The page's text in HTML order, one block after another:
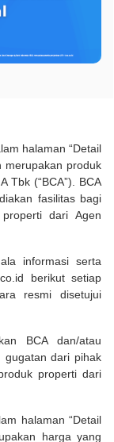
halaman “Detail
merupakan produk
Tbk (“BCA”). BCA
fasilitas bagi
dari Agen
informasi serta
berikut setiap
resmi disetujui
BCA dan/atau
gugatan dari pihak
properti dari
halaman “Detail
harga yang